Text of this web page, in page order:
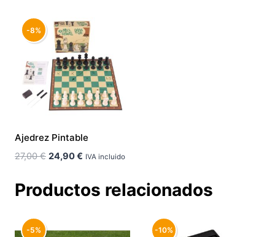
-8%
Ajedrez Pintable
27,00€ El
original
era:
24,90€ El
actual
es:
IVA incluido
Productos relacionados
-5% -10%